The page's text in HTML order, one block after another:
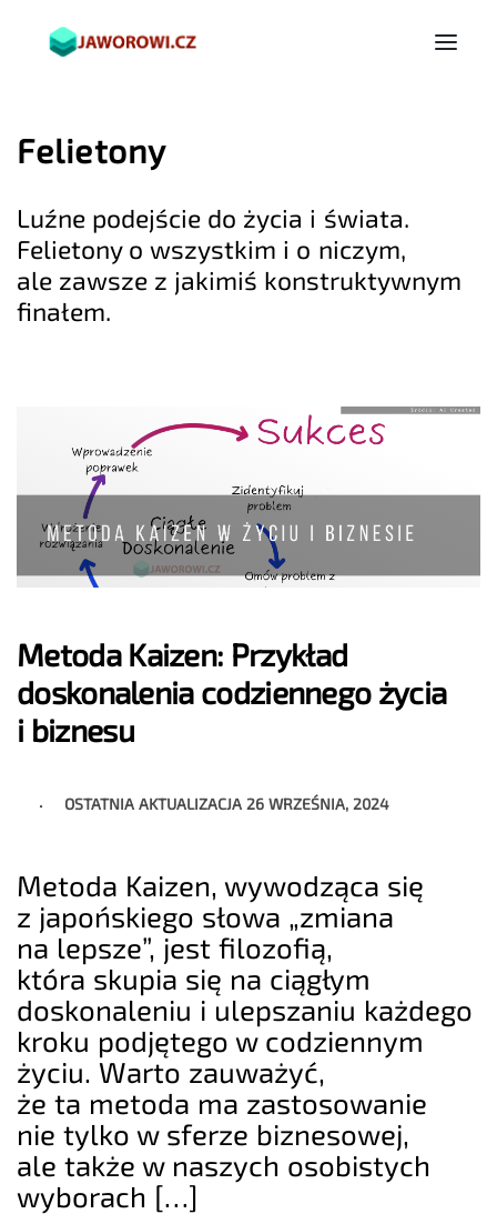
Felietony
Luźne podejście do życia i świata.
Felietony o wszystkim i o niczym,
ale zawsze z jakimiś konstruktywnym
finałem.
Metoda Kaizen: Przykład
doskonalenia codziennego życia
i biznesu
OSTATNIA AKTUALIZACJA 26 WRZEŚNIA, 2024
Metoda Kaizen, wywodząca się
z japońskiego słowa „zmiana
na lepsze”, jest filozofią,
która skupia się na ciągłym
doskonaleniu i ulepszaniu każdego
kroku podjętego w codziennym
życiu. Warto zauważyć,
że ta metoda ma zastosowanie
nie tylko w sferze biznesowej,
ale także w naszych osobistych
wyborach […]